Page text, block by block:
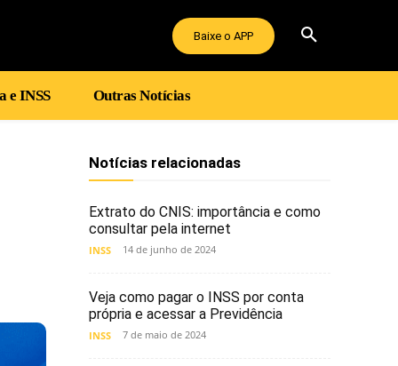
Baixe o APP
e INSS Outras Notícias
Notícias relacionadas
Extrato do CNIS: importância e como
consultar pela internet
INSS 14 de junho de 2024
Veja como pagar o INSS por conta
própria e acessar a Previdência
INSS 7 de maio de 2024